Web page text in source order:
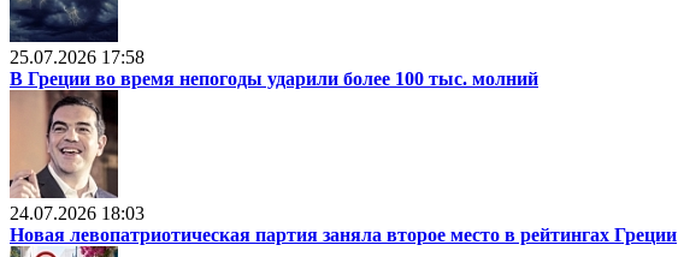
25.07.2026 17:58
В Греции во время непогоды ударили более 100 тыс. молний
24.07.2026 18:03
Новая левопатриотическая партия заняла второе место в рейтингах Греции